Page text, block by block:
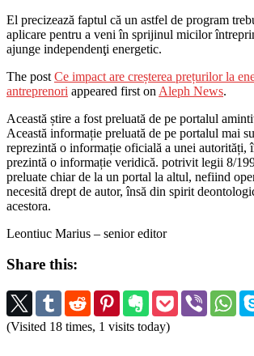
El precizează faptul că un astfel de program
aplicare pentru a veni în sprijinul micilor
ajunge independenţi energetic.
The post Ce impact are creșterea prețurilor la
antreprenori appeared first on Aleph News.
Această știre a fost preluată de pe portalul
Această informație preluată de pe portalul mai
reprezintă o informație oficială a unei autorități,
prezintă o informație veridică. potrivit legii 8/
preluate chiar de la un portal la altul, nefiind
necesită drept de autor, însă din spirit
acestora.
Leontiuc Marius – senior editor
Share this:
(Visited 18 times, 1 visits today)